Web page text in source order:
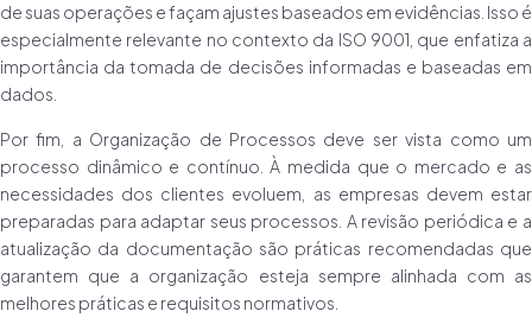
de suas operações e façam ajustes baseados em evidências. Isso é
especialmente relevante no contexto da ISO 9001, que enfatiza a
importância da tomada de decisões informadas e baseadas em
dados.
Por fim, a Organização de Processos deve ser vista como um
processo dinâmico e contínuo. À medida que o mercado e as
necessidades dos clientes evoluem, as empresas devem estar
preparadas para adaptar seus processos. A revisão periódica e a
atualização da documentação são práticas recomendadas que
garantem que a organização esteja sempre alinhada com as
melhores práticas e requisitos normativos.